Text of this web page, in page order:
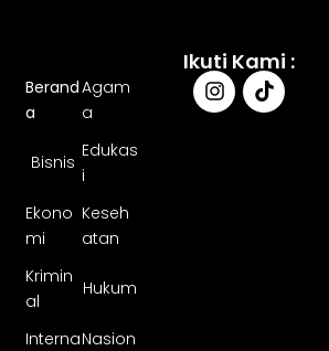
Berand
a
Agam
a
Bisnis
Edukas
i
Ekono
mi
Keseh
atan
Krimin
al
Hukum
InternaNasion
Ikuti Kami :